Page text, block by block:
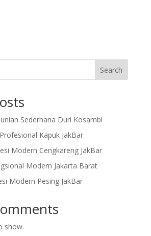
Search
Sederhana Duri Kosambi
Kapuk JakBar
Modern Cengkareng JakBar
Modern Jakarta Barat
Modern Pesing JakBar
show.